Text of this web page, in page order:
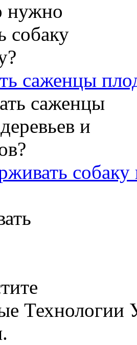
саженцы
собаку
Технологии